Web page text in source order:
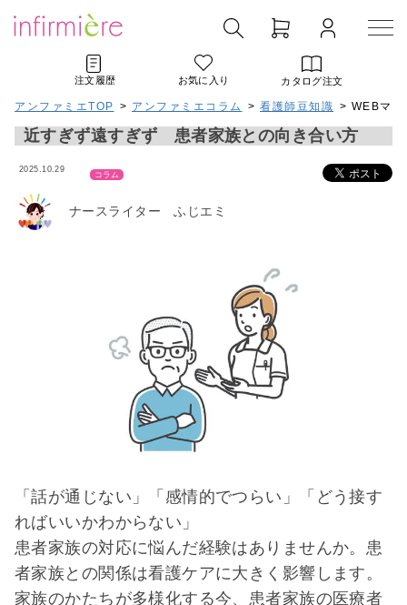
注文履歴 お気に入り カタログ注文
アンファミエTOP > アンファミエコラム > 看護師豆知識 > WEBマガ
近すぎず遠すぎず 患者家族との向き合い方
2025.10.29
コラム
ナースライター ふじエミ
「話が通じない」「感情的でつらい」「どう接す
ればいいかわからない」
患者家族の対応に悩んだ経験はありませんか。患
者家族との関係は看護ケアに大きく影響します。
家族のかたちが多様化する今、患者家族の医療者